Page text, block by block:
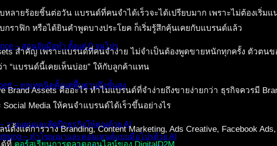
– สอนจับมือทำ ตั้งแต่ 0 จนโปร
– ทุกเทคนิคตั้งแต่พื้นฐานถึงขั้นสูง
– วางแผนและติดปีกธุรกิจให้คุณด้วย AI
– ทำโฆษณาและคอนเทนต์แบบมือโปรด้วย AI
ลายร้อยชิ้นต่อวัน แบรนด์ที่คนจำได้เร็วจะได้เปรียบมาก เพราะไม่ต้องเริ่มแ
ราฟิก หรือได้ยินคำพูดบางประโยค ก็เริ่มรู้สึกคุ้นเคยกับแบรนด์แล้ว
สำคัญ เพราะแบรนด์ที่คนจำง่าย ไม่จำเป็นต้องพูดขายหนักทุกครั้ง ตัวตน
“แบรนด์นี้เคยเห็นบ่อย” ให้กับลูกค้าแทน
Brand Assets คืออะไร ทำไมแบรนด์ที่จำง่ายถึงขายง่ายกว่า ธุรกิจควรมี
Media ให้คนจำแบรนด์ได้เร็วขึ้นอย่างไร
งแต่การวาง Branding, Content Marketing, Ads Creative, Facebook